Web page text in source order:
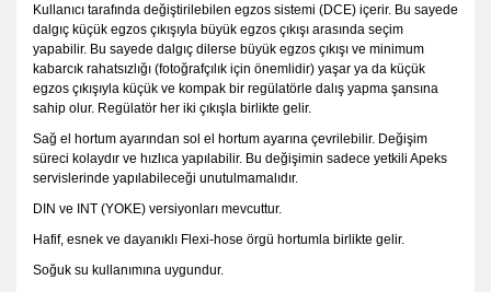
Kullanıcı tarafında değiştirilebilen egzos sistemi (DCE) içerir. Bu sayede
dalgıç küçük egzos çıkışıyla büyük egzos çıkışı arasında seçim
yapabilir. Bu sayede dalgıç dilerse büyük egzos çıkışı ve minimum
kabarcık rahatsızlığı (fotoğrafçılık için önemlidir) yaşar ya da küçük
egzos çıkışıyla küçük ve kompak bir regülatörle dalış yapma şansına
sahip olur. Regülatör her iki çıkışla birlikte gelir.
Sağ el hortum ayarından sol el hortum ayarına çevrilebilir. Değişim
süreci kolaydır ve hızlıca yapılabilir. Bu değişimin sadece yetkili Apeks
servislerinde yapılabileceği unutulmamalıdır.
DIN ve INT (YOKE) versiyonları mevcuttur.
Hafif, esnek ve dayanıklı Flexi-hose örgü hortumla birlikte gelir.
Soğuk su kullanımına uygundur.